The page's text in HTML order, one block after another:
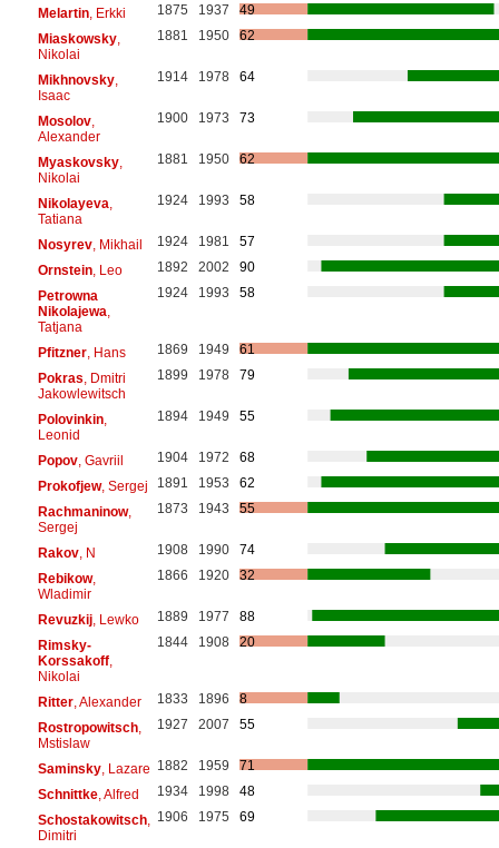
Melartin, Erkki 1875 1937
49
Miaskowsky,
Nikolai
1881 1950 62
Mikhnovsky,
Isaac
1914 1978 64
Mosolov,
Alexander
1900 1973 73
Myaskovsky,
Nikolai
1881 1950 62
Nikolayeva
Tatiana
1924 1993 58
Nosyrev, Mikhail 1924 1981
57
Ornstein, Leo 1892 2002
90
Petrowna
Nikolajewa
Tatjana
1924 1993 58
Pfitzner, Hans 1869 1949
61
Pokras , Dmitri
Jakowlewitsch
1899 1978 79
Polovinkin,
Leonid
1894 1949 55
Popov, Gavriil 1904 1972
68
Prokofjew, Sergej 1891 1953
62
Rachmaninow,
Sergej
1873 1943 55
Rakov, N 1908 1990
74
Rebikow,
Wladimir
1866 1920 32
Revuzkij, Lewko 1889 1977
88
Rimsky-
Korssakoff,
Nikolai
1844 1908 20
Ritter, Alexander 1833 1896
8
Rostropowitsch,
Mstislaw
1927 2007 55
Saminsky, Lazare 1882 1959
71
Schnittke, Alfred 1934 1998
48
Schostakowitsch,
Dimitri
1906 1975 69